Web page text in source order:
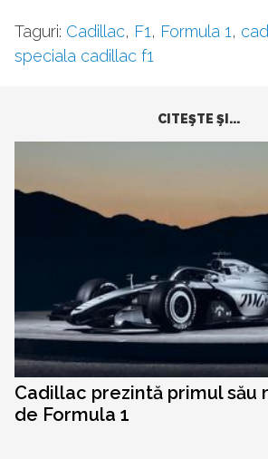
Taguri: Cadillac, F1, Formula 1,
speciala cadillac f1
CITEŞTE ŞI...
Cadillac prezintă primul său
de Formula 1